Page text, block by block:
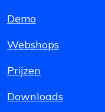
Demo
Webshops
Prijzen
Downloads